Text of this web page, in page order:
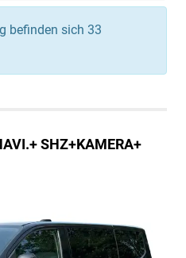
befinden sich 33
SHZ+KAMERA+